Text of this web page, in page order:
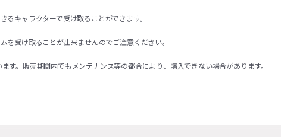
るキャラクターで受け取ることができます。
を受け取ることが出来ませんのでご注意ください。
す。販売期間内でもメンテナンス等の都合により、購入できない場合があります。